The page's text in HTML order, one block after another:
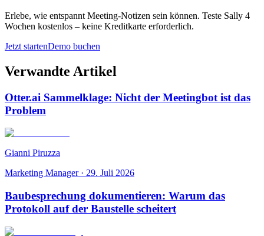
Erlebe, wie entspannt Meeting-Notizen sein können. Teste Sally 4
Wochen kostenlos – keine Kreditkarte erforderlich.
Jetzt startenDemo buchen
Verwandte Artikel
Otter.ai Sammelklage: Nicht der Meetingbot ist das
Problem
Gianni Piruzza
Marketing Manager· 29. Juli 2026
Baubesprechung dokumentieren: Warum das
Protokoll auf der Baustelle scheitert